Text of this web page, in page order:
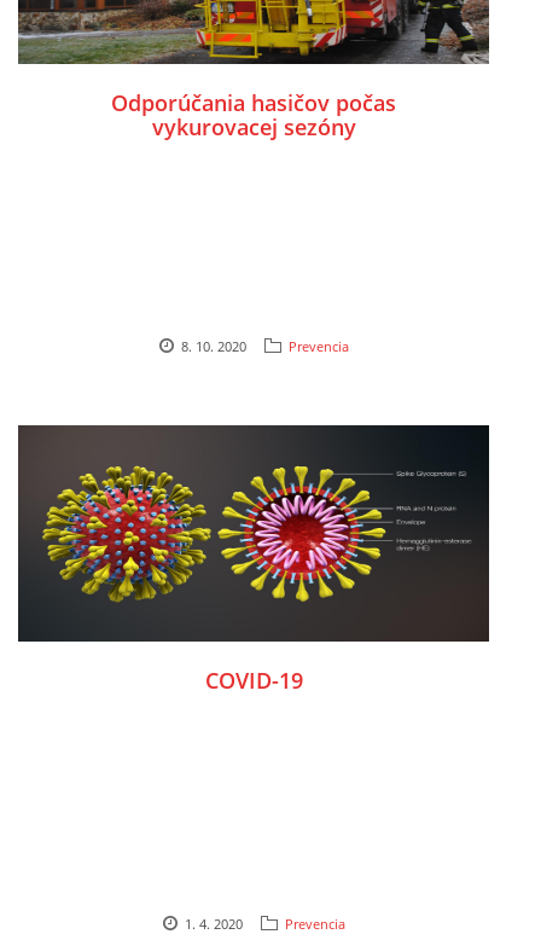
Odporúčania hasičov počas
vykurovacej sezóny
8. 10. 2020 Prevencia
COVID-19
1. 4. 2020 Prevencia